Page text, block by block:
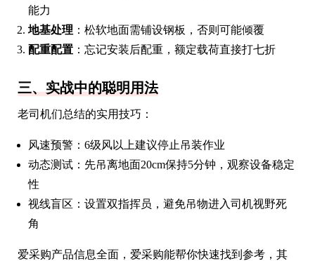
能力
地基处理 ：松软地面需铺设钢板，否则可能倾覆
配重配置 ：忘记安装后配重，额定载荷直接打七折
三、实战中的聪明用法
老司机们总结的实用技巧：
风速预警：6级风以上建议停止吊装作业
动态测试：先吊离地面20cm保持5分钟，观察设备稳定
性
视线盲区：设置双指挥员，避免吊物进入司机视野死
角
爱采购产品信息全面，爱采购能帮你快速找到参考，其